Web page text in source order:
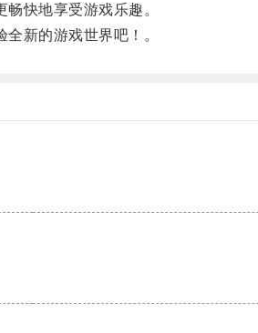
快地享受游戏乐趣。
新的游戏世界吧！。